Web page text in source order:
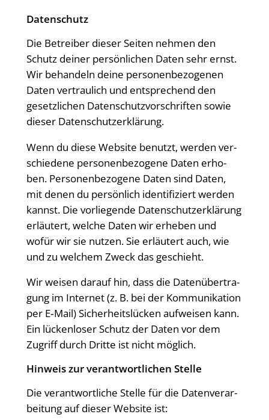
Daten­schutz
Die Betrei­ber die­ser Sei­ten neh­men den
Schutz dei­ner per­sön­li­chen Daten sehr ernst.
Wir behan­deln dei­ne per­so­nen­be­zo­ge­nen
Daten ver­trau­lich und ent­spre­chend den
gesetz­li­chen Daten­schutz­vor­schrif­ten sowie
die­ser Datenschutzerklärung.
Wenn du die­se Web­site benutzt, wer­den ver­
schie­de­ne per­so­nen­be­zo­ge­ne Daten erho­
ben. Per­so­nen­be­zo­ge­ne Daten sind Daten,
mit denen du per­sön­lich iden­ti­fi­ziert wer­den
kannst. Die vor­lie­gen­de Daten­schutz­er­klä­rung
erläu­tert, wel­che Daten wir erhe­ben und
wofür wir sie nut­zen. Sie erläu­tert auch, wie
und zu wel­chem Zweck das geschieht.
Wir wei­sen dar­auf hin, dass die Daten­über­tra­
gung im Inter­net (z. B. bei der Kom­mu­ni­ka­ti­on
per E‑Mail) Sicher­heits­lü­cken auf­wei­sen kann.
Ein lücken­lo­ser Schutz der Daten vor dem
Zugriff durch Drit­te ist nicht möglich.
Hin­weis zur ver­ant­wort­li­chen Stelle
Die ver­ant­wort­li­che Stel­le für die Daten­ver­ar­
bei­tung auf die­ser Web­site ist: